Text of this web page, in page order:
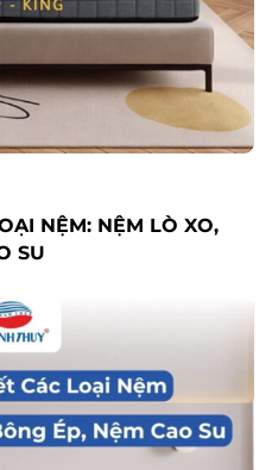
NỆM: NỆM LÒ XO,
SU